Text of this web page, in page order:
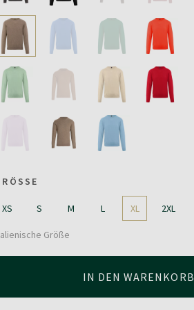
XS S M L XL 2XL
Größe
IN DEN WARENKORB